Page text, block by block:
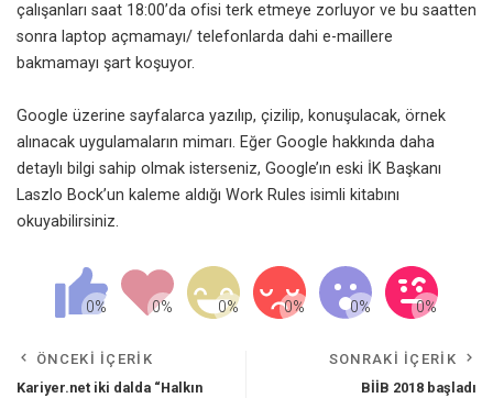
çalışanları saat 18:00’da ofisi terk etmeye zorluyor ve bu saatten
sonra laptop açmamayı/ telefonlarda dahi e-maillere
bakmamayı şart koşuyor.
Google üzerine sayfalarca yazılıp, çizilip, konuşulacak, örnek
alınacak uygulamaların mimarı. Eğer Google hakkında daha
detaylı bilgi sahip olmak isterseniz, Google’ın eski İK Başkanı
Laszlo Bock’un kaleme aldığı Work Rules isimli kitabını
okuyabilirsiniz.
ÖNCEKI İÇERIK
Kariyer.net iki dalda “Halkın
SONRAKI İÇERIK
BİİB 2018 başladı